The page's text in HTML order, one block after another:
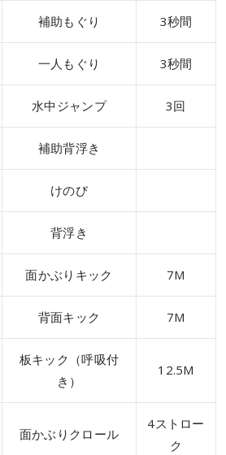
補助もぐり 3秒間
一人もぐり 3秒間
水中ジャンプ 3回
補助背浮き
けのび
背浮き
面かぶりキック 7M
背面キック 7M
板キック（呼吸付
き）
12.5M
面かぶりクロール
4ストロー
ク